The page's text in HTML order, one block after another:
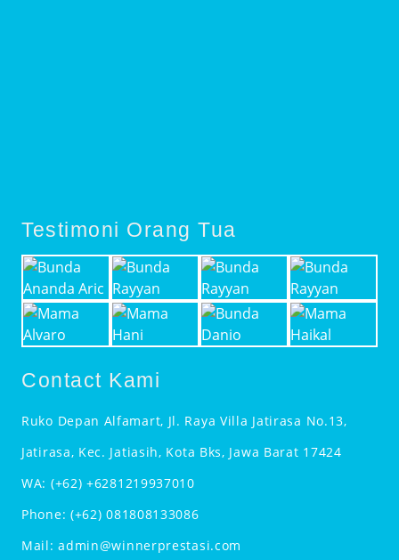
Testimoni Orang Tua
Contact Kami
Ruko Depan Alfamart, Jl. Raya Villa Jatirasa No.13,
Jatirasa, Kec. Jatiasih, Kota Bks, Jawa Barat 17424
WA: (+62) +6281219937010
Phone: (+62) 081808133086
Mail:admin@winnerprestasi.com